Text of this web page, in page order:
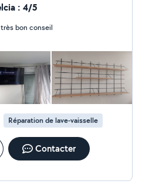
: 4/5
bon conseil
Réparation de lave-vaisselle
Contacter